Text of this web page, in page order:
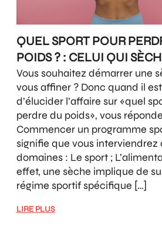
QUEL SPORT POUR
POIDS ? : CELUI QUI
Vous souhaitez démarrer une
vous affiner ? Donc quand il
d’élucider l’affaire sur «quel
perdre du poids», vous
Commencer un programme
signifie que vous interviendrez
domaines : Le sport ;
effet, une sèche implique de
régime sportif spécifique […]
LIRE PLUS